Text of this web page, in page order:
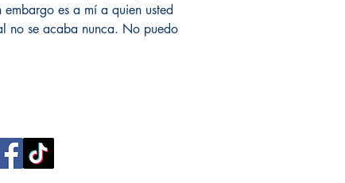
es a mí a quien usted
no se acaba nunca. No puedo